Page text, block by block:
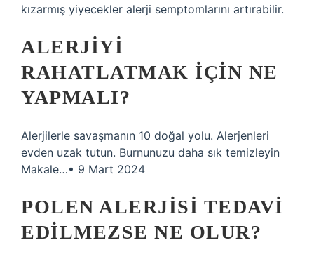
kızarmış yiyecekler alerji semptomlarını artırabilir.
ALERJIYI
RAHATLATMAK IÇIN NE
YAPMALI?
Alerjilerle savaşmanın 10 doğal yolu. Alerjenleri
evden uzak tutun. Burnunuzu daha sık temizleyin
Makale…• 9 Mart 2024
POLEN ALERJISI TEDAVI
EDILMEZSE NE OLUR?